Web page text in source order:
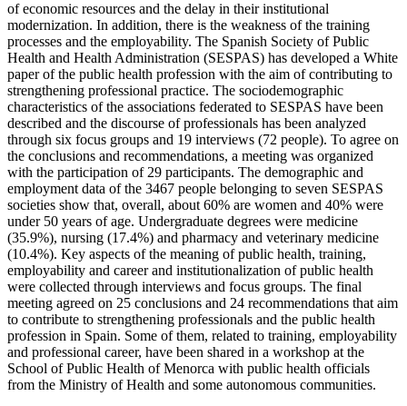
of economic resources and the delay in their institutional
modernization. In addition, there is the weakness of the training
processes and the employability. The Spanish Society of Public
Health and Health Administration (SESPAS) has developed a White
paper of the public health profession with the aim of contributing to
strengthening professional practice. The sociodemographic
characteristics of the associations federated to SESPAS have been
described and the discourse of professionals has been analyzed
through six focus groups and 19 interviews (72 people). To agree on
the conclusions and recommendations, a meeting was organized
with the participation of 29 participants. The demographic and
employment data of the 3467 people belonging to seven SESPAS
societies show that, overall, about 60% are women and 40% were
under 50 years of age. Undergraduate degrees were medicine
(35.9%), nursing (17.4%) and pharmacy and veterinary medicine
(10.4%). Key aspects of the meaning of public health, training,
employability and career and institutionalization of public health
were collected through interviews and focus groups. The final
meeting agreed on 25 conclusions and 24 recommendations that aim
to contribute to strengthening professionals and the public health
profession in Spain. Some of them, related to training, employability
and professional career, have been shared in a workshop at the
School of Public Health of Menorca with public health officials
from the Ministry of Health and some autonomous communities.